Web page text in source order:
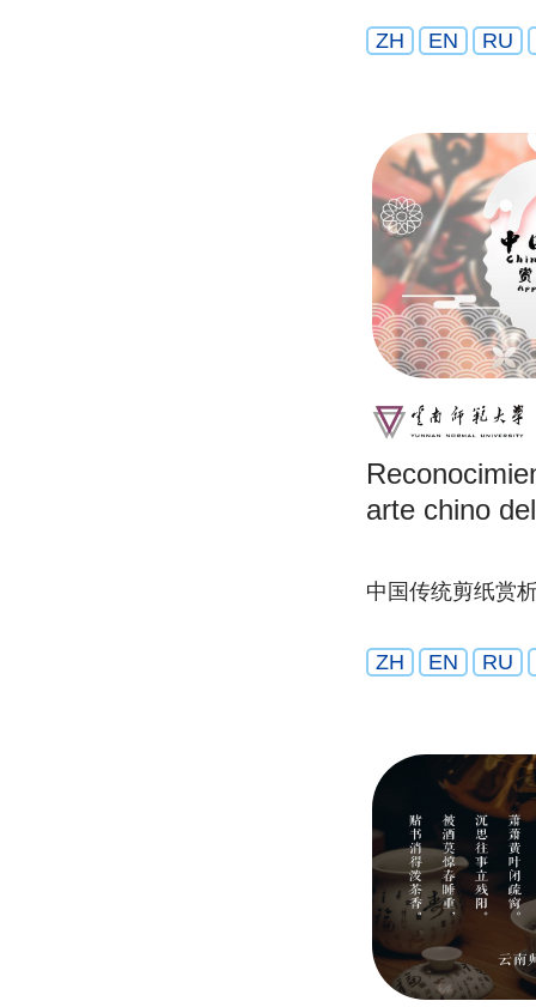
ZH EN RU
arte chino
中国传统剪纸赏
ZH EN RU